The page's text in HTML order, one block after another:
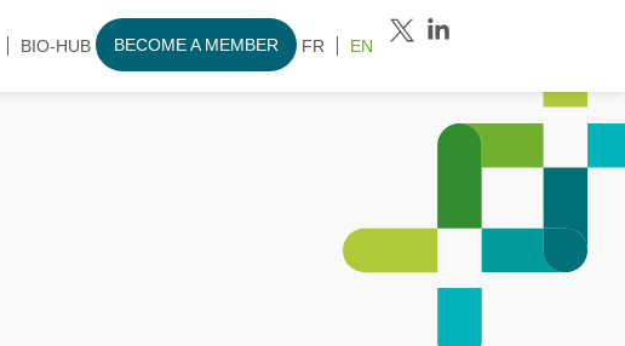
BIO-HUB BECOME A MEMBER FR EN